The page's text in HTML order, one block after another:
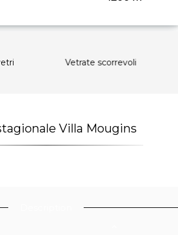
Vetrate scorrevoli
Villa Mougins